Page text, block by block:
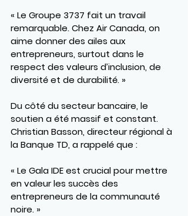
« Le Groupe 3737 fait un travail
remarquable. Chez Air Canada, on
aime donner des ailes aux
entrepreneurs, surtout dans le
respect des valeurs d’inclusion, de
diversité et de durabilité. »
Du côté du secteur bancaire, le
soutien a été massif et constant.
Christian Basson, directeur régional à
la Banque TD, a rappelé que :
« Le Gala IDE est crucial pour mettre
en valeur les succès des
entrepreneurs de la communauté
noire. »